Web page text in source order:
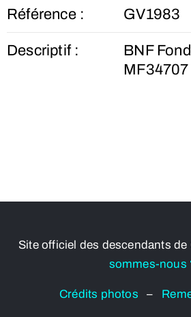
Référence : GV1983
Descriptif :
BNF
MF34707
Site officiel des descendants de
sommes-nous
Crédits photos–